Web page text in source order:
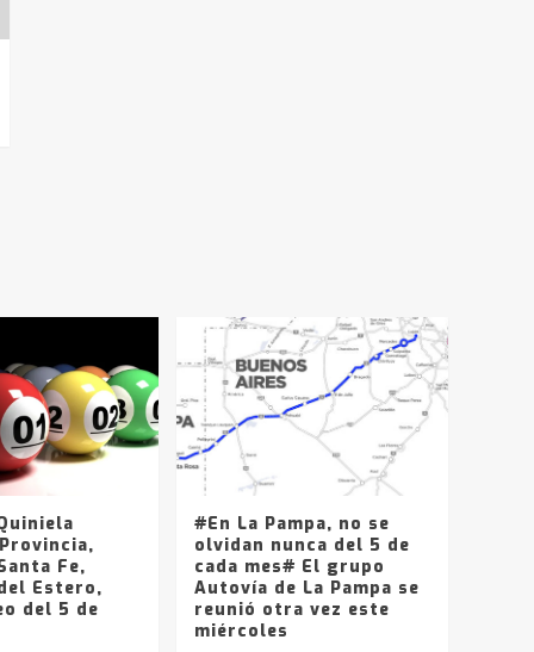
Fe,
Estero,
del 5 de
#En La Pampa, no se
olvidan nunca del 5 de
cada mes# El grupo
Autovía de La Pampa se
reunió otra vez este
miércoles